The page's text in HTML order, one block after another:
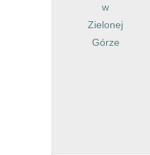
w
Zielonej
Górze